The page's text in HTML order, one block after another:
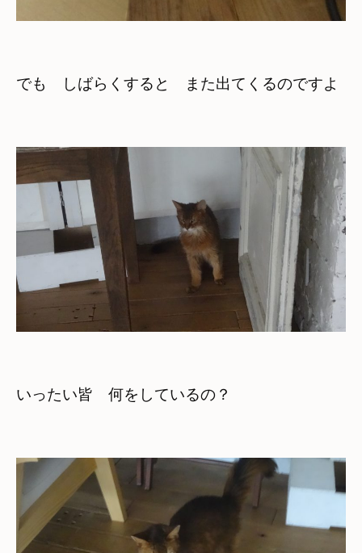
でも　しばらくすると　また出てくるのですよ
いったい皆　何をしているの？